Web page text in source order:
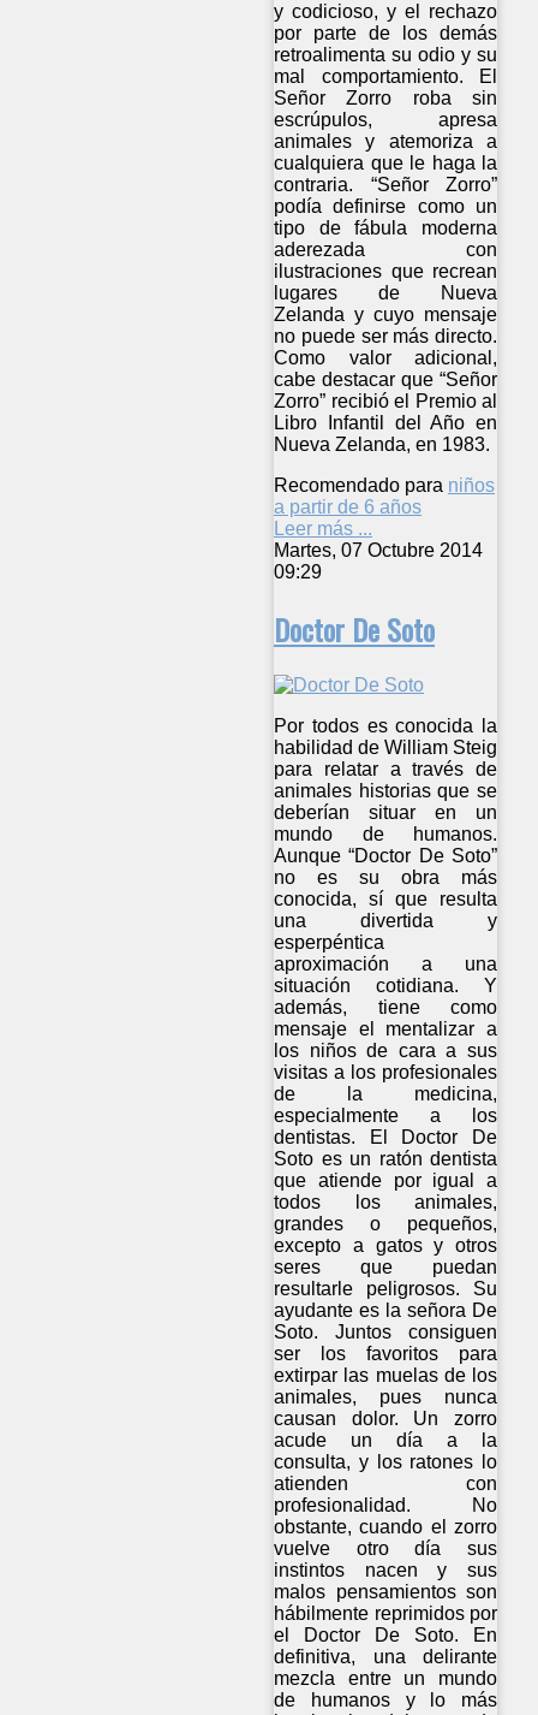
y codicioso, y el rechazo
por parte de los demás
retroalimenta su odio y su
mal comportamiento. El
Señor Zorro roba sin
escrúpulos, apresa
animales y atemoriza a
cualquiera que le haga la
contraria. “Señor Zorro”
podía definirse como un
tipo de fábula moderna
aderezada con
ilustraciones que recrean
lugares de Nueva
Zelanda y cuyo mensaje
no puede ser más directo.
Como valor adicional,
cabe destacar que “Señor
Zorro” recibió el Premio al
Libro Infantil del Año en
Nueva Zelanda, en 1983.
Recomendado para niños
a partir de 6 años
Leer más ...
Martes, 07 Octubre 2014
09:29
Doctor De Soto
Por todos es conocida la
habilidad de William Steig
para relatar a través de
animales historias que se
deberían situar en un
mundo de humanos.
Aunque “Doctor De Soto”
no es su obra más
conocida, sí que resulta
una divertida y
esperpéntica
aproximación a una
situación cotidiana. Y
además, tiene como
mensaje el mentalizar a
los niños de cara a sus
visitas a los profesionales
de la medicina,
especialmente a los
dentistas. El Doctor De
Soto es un ratón dentista
que atiende por igual a
todos los animales,
grandes o pequeños,
excepto a gatos y otros
seres que puedan
resultarle peligrosos. Su
ayudante es la señora De
Soto. Juntos consiguen
ser los favoritos para
extirpar las muelas de los
animales, pues nunca
causan dolor. Un zorro
acude un día a la
consulta, y los ratones lo
atienden con
profesionalidad. No
obstante, cuando el zorro
vuelve otro día sus
instintos nacen y sus
malos pensamientos son
hábilmente reprimidos por
el Doctor De Soto. En
definitiva, una delirante
mezcla entre un mundo
de humanos y lo más